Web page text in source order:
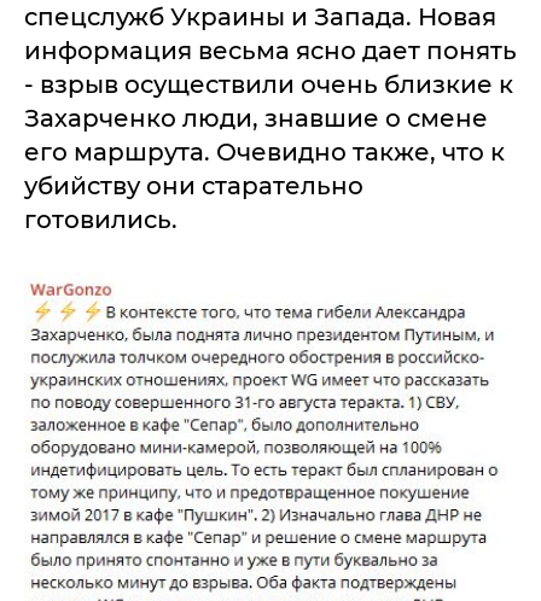
спецслужб Украины и Запада. Новая
информация весьма ясно дает понять
- взрыв осуществили очень близкие к
Захарченко люди, знавшие о смене
его маршрута. Очевидно также, что к
убийству они старательно
готовились.